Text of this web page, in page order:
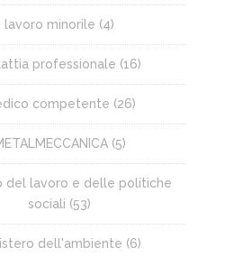
lavoro minorile (4)
professionale (16)
competente (26)
(5)
del lavoro e delle politiche
sociali (53)
dell'ambiente (6)